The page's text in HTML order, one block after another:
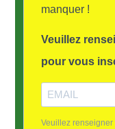
manquer !
Veuillez
pour vous
Veuillez